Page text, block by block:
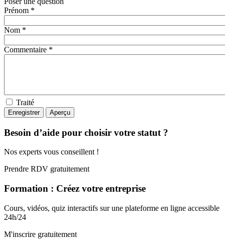
Prénom *
Nom *
Commentaire *
Traité
Besoin d’aide pour choisir votre statut ?
Nos experts vous conseillent !
Prendre RDV gratuitement
Formation : Créez votre entreprise
Cours, vidéos, quiz interactifs sur une plateforme en ligne accessible
24h/24
M'inscrire gratuitement